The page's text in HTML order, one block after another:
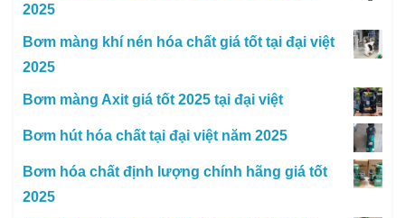
2025
Bơm màng khí nén hóa chất giá tốt tại đại việt
2025
Bơm màng Axit giá tốt 2025 tại đại việt
Bơm hút hóa chất tại đại việt năm 2025
Bơm hóa chất định lượng chính hãng giá tốt
2025